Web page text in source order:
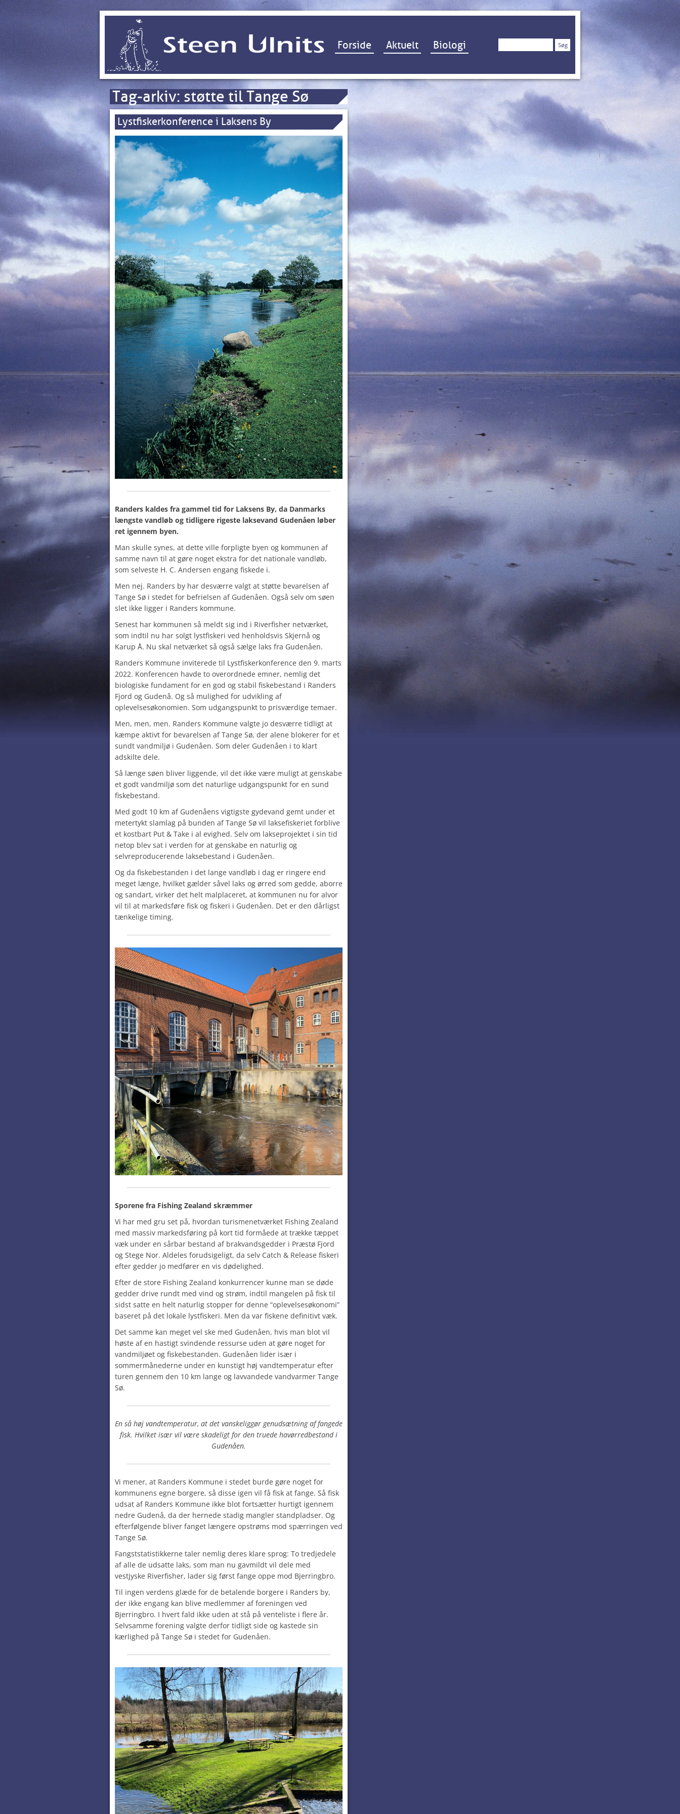
Hop til indhold
Forside Aktuelt Biologi Søg
Tag-arkiv: støtte til Tange Sø
Lystfiskerkonference i Laksens By
Randers kaldes fra gammel tid for Laksens By, da Danmarks
længste vandløb og tidligere rigeste laksevand Gudenåen løber
ret igennem byen.
Man skulle synes, at dette ville forpligte byen og kommunen af
samme navn til at gøre noget ekstra for det nationale vandløb,
som selveste H. C. Andersen engang fiskede i.
Men nej. Randers by har desværre valgt at støtte bevarelsen af
Tange Sø i stedet for befrielsen af Gudenåen. Også selv om søen
slet ikke ligger i Randers kommune.
Senest har kommunen så meldt sig ind i Riverfisher netværket,
som indtil nu har solgt lystfiskeri ved henholdsvis Skjernå og
Karup Å. Nu skal netværket så også sælge laks fra Gudenåen.
Randers Kommune inviterede til Lystfiskerkonference den 9. marts
2022. Konferencen havde to overordnede emner, nemlig det
biologiske fundament for en god og stabil fiskebestand i Randers
Fjord og Gudenå. Og så mulighed for udvikling af
oplevelsesøkonomien. Som udgangspunkt to prisværdige temaer.
Men, men, men. Randers Kommune valgte jo desværre tidligt at
kæmpe aktivt for bevarelsen af Tange Sø, der alene blokerer for et
sundt vandmiljø i Gudenåen. Som deler Gudenåen i to klart
adskilte dele.
Så længe søen bliver liggende, vil det ikke være muligt at genskabe
et godt vandmiljø som det naturlige udgangspunkt for en sund
fiskebestand.
Med godt 10 km af Gudenåens vigtigste gydevand gemt under et
metertykt slamlag på bunden af Tange Sø vil laksefiskeriet forblive
et kostbart Put & Take i al evighed. Selv om lakseprojektet i sin tid
netop blev sat i verden for at genskabe en naturlig og
selvreproducerende laksebestand i Gudenåen.
Og da fiskebestanden i det lange vandløb i dag er ringere end
meget længe, hvilket gælder såvel laks og ørred som gedde, aborre
og sandart, virker det helt malplaceret, at kommunen nu for alvor
vil til at markedsføre fisk og fiskeri i Gudenåen. Det er den dårligst
tænkelige timing.
Sporene fra Fishing Zealand skræmmer
Vi har med gru set på, hvordan turismenetværket Fishing Zealand
med massiv markedsføring på kort tid formåede at trække tæppet
væk under en sårbar bestand af brakvandsgedder i Præstø Fjord
og Stege Nor. Aldeles forudsigeligt, da selv Catch & Release fiskeri
efter gedder jo medfører en vis dødelighed.
Efter de store Fishing Zealand konkurrencer kunne man se døde
gedder drive rundt med vind og strøm, indtil mangelen på fisk til
sidst satte en helt naturlig stopper for denne “oplevelsesøkonomi”
baseret på det lokale lystfiskeri. Men da var fiskene definitivt væk.
Det samme kan meget vel ske med Gudenåen, hvis man blot vil
høste af en hastigt svindende ressurse uden at gøre noget for
vandmiljøet og fiskebestanden. Gudenåen lider især i
sommermånederne under en kunstigt høj vandtemperatur efter
turen gennem den 10 km lange og lavvandede vandvarmer Tange
Sø.
En så høj vandtemperatur, at det vanskeliggør genudsætning af fangede
fisk. Hvilket især vil være skadeligt for den truede havørredbestand i
Gudenåen.
Vi mener, at Randers Kommune i stedet burde gøre noget for
kommunens egne borgere, så disse igen vil få fisk at fange. Så fisk
udsat af Randers Kommune ikke blot fortsætter hurtigt igennem
nedre Gudenå, da der hernede stadig mangler standpladser. Og
efterfølgende bliver fanget længere opstrøms mod spærringen ved
Tange Sø.
Fangststatistikkerne taler nemlig deres klare sprog: To tredjedele
af alle de udsatte laks, som man nu gavmildt vil dele med
vestjyske Riverfisher, lader sig først fange oppe mod Bjerringbro.
Til ingen verdens glæde for de betalende borgere i Randers by,
der ikke engang kan blive medlemmer af foreningen ved
Bjerringbro. I hvert fald ikke uden at stå på venteliste i flere år.
Selvsamme forening valgte derfor tidligt side og kastede sin
kærlighed på Tange Sø i stedet for Gudenåen.